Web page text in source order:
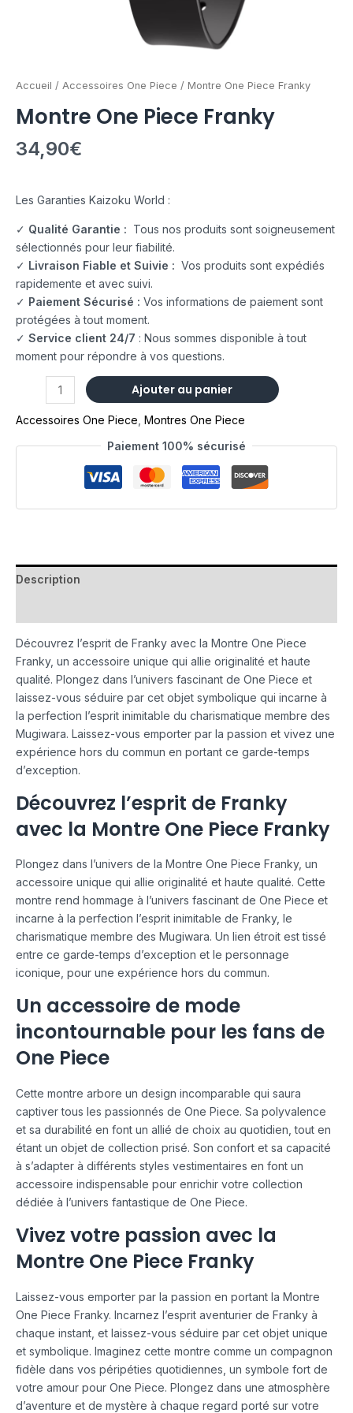
Accueil / Accessoires One Piece / Montre One Piece Franky
Montre One Piece Franky
34,90€
Les Garanties Kaizoku World :
✓ Qualité Garantie : Tous nos produits sont soigneusement
sélectionnés pour leur fiabilité.
✓ Livraison Fiable et Suivie : Vos produits sont expédiés
rapidemente et avec suivi.
✓ Paiement Sécurisé : Vos informations de paiement sont
protégées à tout moment.
✓ Service client 24/7 : Nous sommes disponible à tout
moment pour répondre à vos questions.
Ajouter au panier
Accessoires One Piece Montres One Piece
Paiement 100% sécurisé
Description
Découvrez l’esprit de Franky avec la Montre One Piece
Franky, un accessoire unique qui allie originalité et haute
qualité. Plongez dans l’univers fascinant de One Piece et
laissez-vous séduire par cet objet symbolique qui incarne à
la perfection l’esprit inimitable du charismatique membre des
Mugiwara. Laissez-vous emporter par la passion et vivez une
expérience hors du commun en portant ce garde-temps
d’exception.
Découvrez l’esprit de Franky
avec la Montre One Piece Franky
Plongez dans l’univers de la Montre One Piece Franky, un
accessoire unique qui allie originalité et haute qualité. Cette
montre rend hommage à l’univers fascinant de One Piece et
incarne à la perfection l’esprit inimitable de Franky, le
charismatique membre des Mugiwara. Un lien étroit est tissé
entre ce garde-temps d’exception et le personnage
iconique, pour une expérience hors du commun.
Un accessoire de mode
incontournable pour les fans de
One Piece
Cette montre arbore un design incomparable qui saura
captiver tous les passionnés de One Piece. Sa polyvalence
et sa durabilité en font un allié de choix au quotidien, tout en
étant un objet de collection prisé. Son confort et sa capacité
à s’adapter à différents styles vestimentaires en font un
accessoire indispensable pour enrichir votre collection
dédiée à l’univers fantastique de One Piece.
Vivez votre passion avec la
Montre One Piece Franky
Laissez-vous emporter par la passion en portant la Montre
One Piece Franky. Incarnez l’esprit aventurier de Franky à
chaque instant, et laissez-vous séduire par cet objet unique
et symbolique. Imaginez cette montre comme un compagnon
fidèle dans vos péripéties quotidiennes, un symbole fort de
votre amour pour One Piece. Plongez dans une atmosphère
d’aventure et de mystère à chaque regard porté sur votre